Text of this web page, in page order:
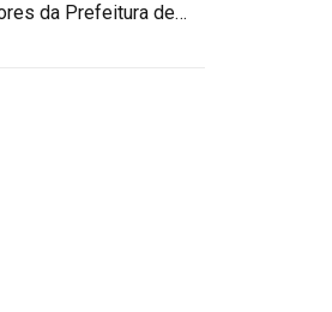
da Prefeitura de…